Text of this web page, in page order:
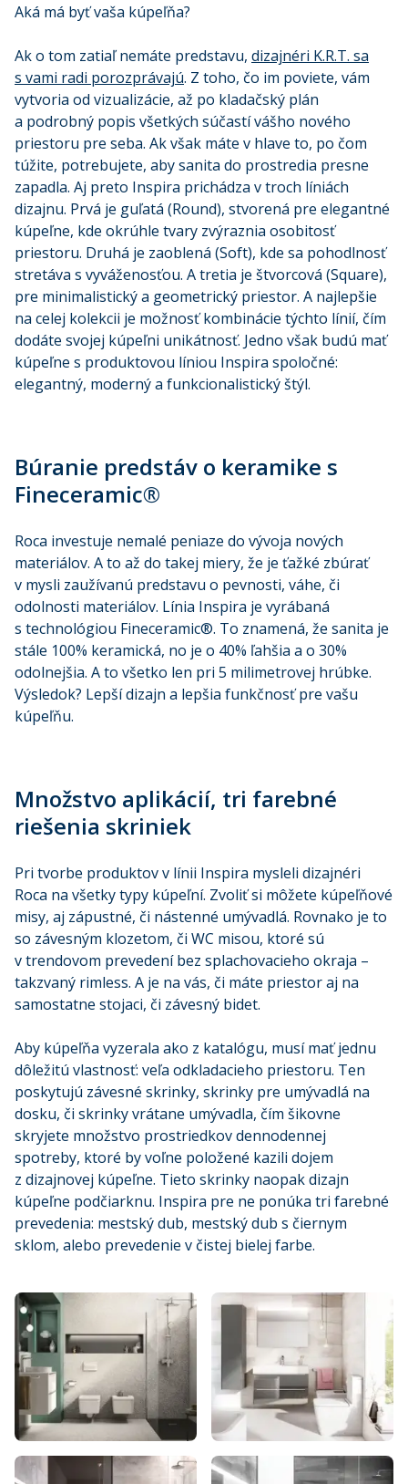
Aká má byť vaša kúpeľňa?
Ak o tom zatiaľ nemáte predstavu, dizajnéri K.R.T. sa
s vami radi porozprávajú. Z toho, čo im poviete, vám
vytvoria od vizualizácie, až po kladačský plán
a podrobný popis všetkých súčastí vášho nového
priestoru pre seba. Ak však máte v hlave to, po čom
túžite, potrebujete, aby sanita do prostredia presne
zapadla. Aj preto Inspira prichádza v troch líniách
dizajnu. Prvá je guľatá (Round), stvorená pre elegantné
kúpeľne, kde okrúhle tvary zvýraznia osobitosť
priestoru. Druhá je zaoblená (Soft), kde sa pohodlnosť
stretáva s vyváženosťou. A tretia je štvorcová (Square),
pre minimalistický a geometrický priestor. A najlepšie
na celej kolekcii je možnosť kombinácie týchto línií, čím
dodáte svojej kúpeľni unikátnosť. Jedno však budú mať
kúpeľne s produktovou líniou Inspira spoločné:
elegantný, moderný a funkcionalistický štýl.
Búranie predstáv o keramike s
Fineceramic®
Roca investuje nemalé peniaze do vývoja nových
materiálov. A to až do takej miery, že je ťažké zbúrať
v mysli zaužívanú predstavu o pevnosti, váhe, či
odolnosti materiálov. Línia Inspira je vyrábaná
s technológiou Fineceramic®. To znamená, že sanita je
stále 100% keramická, no je o 40% ľahšia a o 30%
odolnejšia. A to všetko len pri 5 milimetrovej hrúbke.
Výsledok? Lepší dizajn a lepšia funkčnosť pre vašu
kúpeľňu.
Množstvo aplikácií, tri farebné
riešenia skriniek
Pri tvorbe produktov v línii Inspira mysleli dizajnéri
Roca na všetky typy kúpeľní. Zvoliť si môžete kúpeľňové
misy, aj zápustné, či nástenné umývadlá. Rovnako je to
so závesným klozetom, či WC misou, ktoré sú
v trendovom prevedení bez splachovacieho okraja –
takzvaný rimless. A je na vás, či máte priestor aj na
samostatne stojaci, či závesný bidet.
Aby kúpeľňa vyzerala ako z katalógu, musí mať jednu
dôležitú vlastnosť: veľa odkladacieho priestoru. Ten
poskytujú závesné skrinky, skrinky pre umývadlá na
dosku, či skrinky vrátane umývadla, čím šikovne
skryjete množstvo prostriedkov dennodennej
spotreby, ktoré by voľne položené kazili dojem
z dizajnovej kúpeľne. Tieto skrinky naopak dizajn
kúpeľne podčiarknu. Inspira pre ne ponúka tri farebné
prevedenia: mestský dub, mestský dub s čiernym
sklom, alebo prevedenie v čistej bielej farbe.